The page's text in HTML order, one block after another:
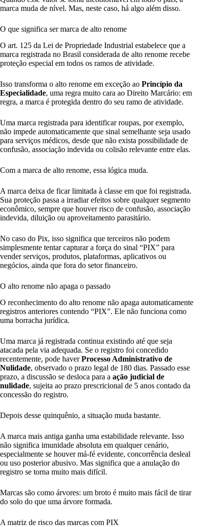
marca muda de nível. Mas, neste caso, há algo além disso.
O que significa ser marca de alto renome
O art. 125 da Lei de Propriedade Industrial estabelece que a
marca registrada no Brasil considerada de alto renome recebe
proteção especial em todos os ramos de atividade.
Isso transforma o alto renome em exceção ao Princípio da
Especialidade, uma regra muito cara ao Direito Marcário: em
regra, a marca é protegida dentro do seu ramo de atividade.
Uma marca registrada para identificar roupas, por exemplo,
não impede automaticamente que sinal semelhante seja usado
para serviços médicos, desde que não exista possibilidade de
confusão, associação indevida ou colisão relevante entre elas.
Com a marca de alto renome, essa lógica muda.
A marca deixa de ficar limitada à classe em que foi registrada.
Sua proteção passa a irradiar efeitos sobre qualquer segmento
econômico, sempre que houver risco de confusão, associação
indevida, diluição ou aproveitamento parasitário.
No caso do Pix, isso significa que terceiros não podem
simplesmente tentar capturar a força do sinal “PIX” para
vender serviços, produtos, plataformas, aplicativos ou
negócios, ainda que fora do setor financeiro.
O alto renome não apaga o passado
O reconhecimento do alto renome não apaga automaticamente
registros anteriores contendo “PIX”. Ele não funciona como
uma borracha jurídica.
Uma marca já registrada continua existindo até que seja
atacada pela via adequada. Se o registro foi concedido
recentemente, pode haverProcesso Administrativo de
Nulidade, observado o prazo legal de 180 dias. Passado esse
prazo, a discussão se desloca para a ação judicial de
nulidade, sujeita ao prazo prescricional de 5 anos contado da
concessão do registro.
Depois desse quinquênio, a situação muda bastante.
A marca mais antiga ganha uma estabilidade relevante. Isso
não significa imunidade absoluta em qualquer cenário,
especialmente se houver má-fé evidente, concorrência desleal
ou uso posterior abusivo. Mas significa que a anulação do
registro se torna muito mais difícil.
Marcas são como árvores: um broto é muito mais fácil de tirar
do solo do que uma árvore formada.
A matriz de risco das marcas com PIX